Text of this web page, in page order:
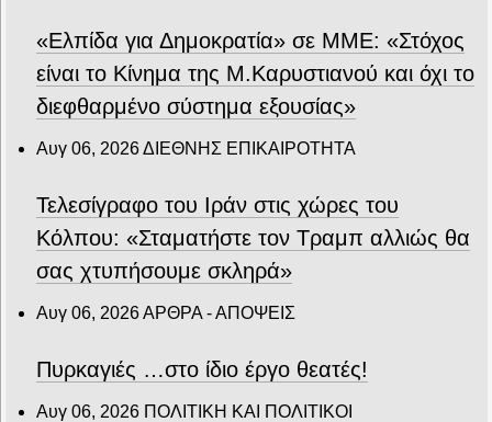
«Ελπίδα για Δημοκρατία» σε ΜΜΕ: «Στόχος
είναι το Κίνημα της Μ.Καρυστιανού και όχι το
διεφθαρμένο σύστημα εξουσίας»
Αυγ 06, 2026ΔΙΕΘΝΗΣ ΕΠΙΚΑΙΡΟΤΗΤΑ
Τελεσίγραφο του Ιράν στις χώρες του
Κόλπου: «Σταματήστε τον Τραμπ αλλιώς θα
σας χτυπήσουμε σκληρά»
Αυγ 06, 2026ΑΡΘΡΑ - ΑΠΟΨΕΙΣ
Πυρκαγιές …στο ίδιο έργο θεατές!
Αυγ 06, 2026 ΠΟΛΙΤΙΚΗ ΚΑΙ ΠΟΛΙΤΙΚΟΙ